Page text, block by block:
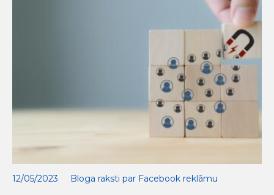
12/05/2023 Bloga raksti par Facebook reklāmu